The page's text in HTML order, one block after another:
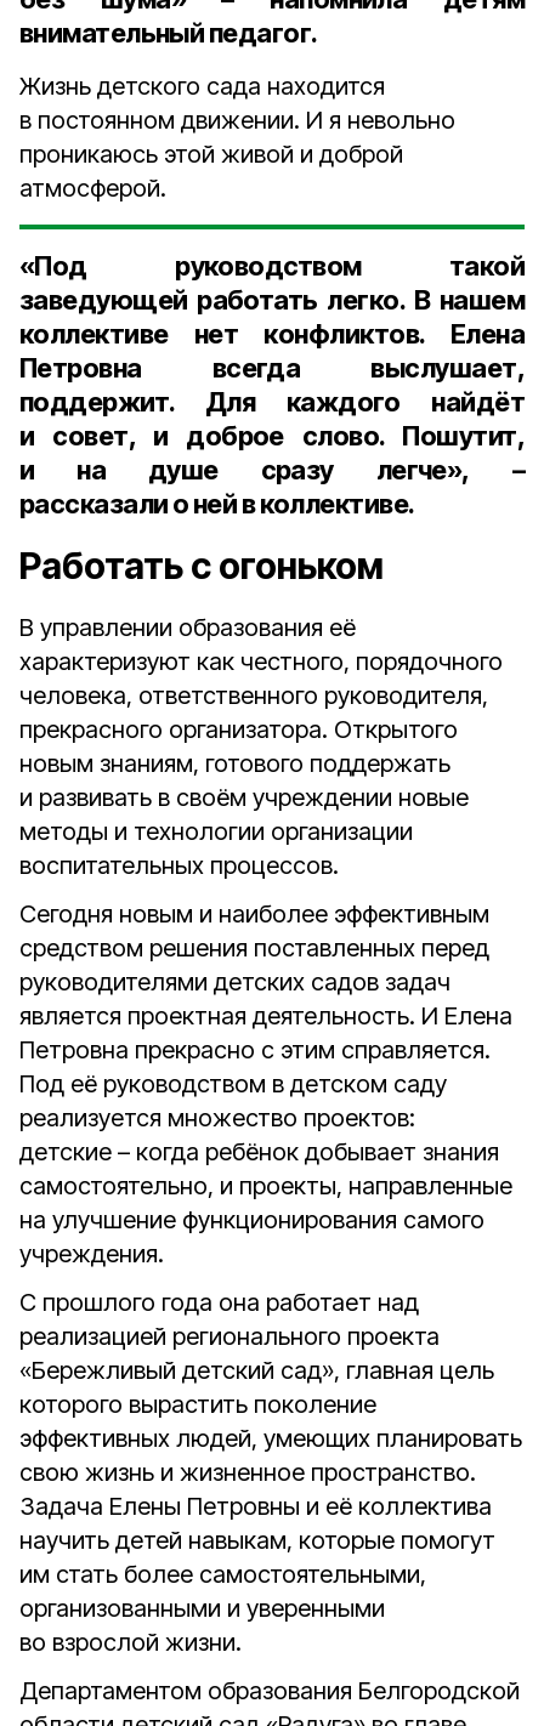
внимательный педагог.
Жизнь детского сада находится
в постоянном движении. И я невольно
проникаюсь этой живой и доброй
атмосферой.
«Под руководством такой
заведующей работать легко. В нашем
коллективе нет конфликтов. Елена
Петровна всегда выслушает,
поддержит. Для каждого найдёт
и совет, и доброе слово. Пошутит,
и на душе сразу легче», –
рассказали о ней в коллективе.
Работать с огоньком
В управлении образования её
характеризуют как честного, порядочного
человека, ответственного руководителя,
прекрасного организатора. Открытого
новым знаниям, готового поддержать
и развивать в своём учреждении новые
методы и технологии организации
воспитательных процессов.
Сегодня новым и наиболее эффективным
средством решения поставленных перед
руководителями детских садов задач
является проектная деятельность. И Елена
Петровна прекрасно с этим справляется.
Под её руководством в детском саду
реализуется множество проектов:
детские – когда ребёнок добывает знания
самостоятельно, и проекты, направленные
на улучшение функционирования самого
учреждения.
С прошлого года она работает над
реализацией регионального проекта
«Бережливый детский сад», главная цель
которого вырастить поколение
эффективных людей, умеющих планировать
свою жизнь и жизненное пространство.
Задача Елены Петровны и её коллектива
научить детей навыкам, которые помогут
им стать более самостоятельными,
организованными и уверенными
во взрослой жизни.
Департаментом образования Белгородской